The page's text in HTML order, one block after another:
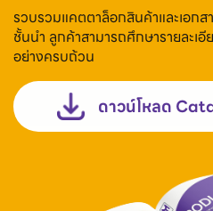
รวบรวมแคตตาล็อกสินค้าและเอ
ชั้นนำ ลูกค้าสามารถศึกษารายละเอี
อย่างครบถ้วน
ดาวน์โหลด